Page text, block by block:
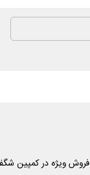
فروش ویژه در کمپین